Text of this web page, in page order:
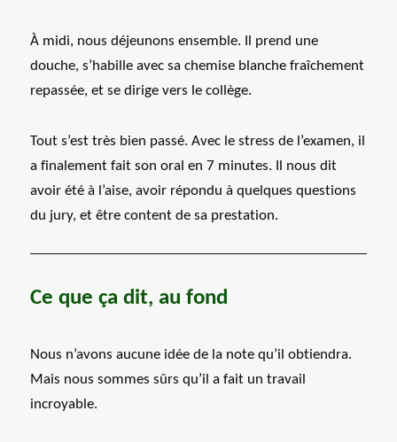
À midi, nous déjeunons ensemble. Il prend une
douche, s’habille avec sa chemise blanche fraîchement
repassée, et se dirige vers le collège.
Tout s’est très bien passé. Avec le stress de l’examen, il
a finalement fait son oral en 7 minutes. Il nous dit
avoir été à l’aise, avoir répondu à quelques questions
du jury, et être content de sa prestation.
Ce que ça dit, au fond
Nous n’avons aucune idée de la note qu’il obtiendra.
Mais nous sommes sûrs qu’il a fait un travail
incroyable.